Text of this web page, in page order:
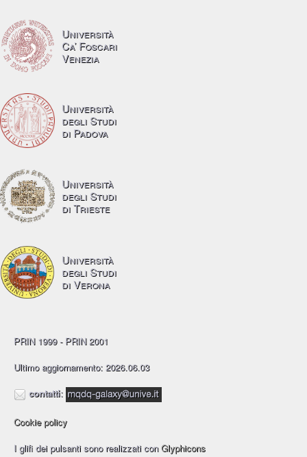
Università
Ca’ Foscari
Venezia
Università
degli Studi
di Padova
Università
degli Studi
di Trieste
Università
degli Studi
di Verona
PRIN 1999 - PRIN 2001
Ultimo aggiornamento: 2026.06.03
contatti:
Cookie policy
I glifi dei pulsanti sono realizzati conGlyphicons